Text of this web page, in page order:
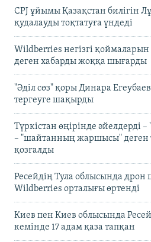
CPJ ұйымы Қазақстан билігін
қудалауды тоқтатуға үндеді
Wildberries негізгі
деген хабарды жоққа шығарды
"Әділ сөз" қоры Динара
тергеуге шақырды
Түркістан өңірінде әйелдерді
– "шайтанның жаршысы" деген
қозғалды
Ресейдің Тула облысында
Wildberries орталығы өртенді
Киев пен Киев облысында
кемінде 17 адам қаза тапқан